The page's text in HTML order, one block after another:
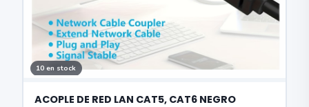
10 en stock
ACOPLE DE RED LAN CAT5, CAT6 NEGRO